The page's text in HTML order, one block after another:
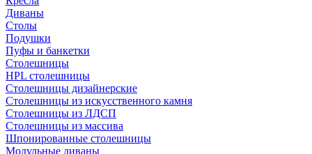
Диваны
Столы
Подушки
Пуфы и банкетки
Столешницы
HPL столешницы
Столешницы дизайнерские
Столешницы из искусственного камня
Столешницы из ЛДСП
Столешницы из массива
Шпонированные столешницы
Модульные диваны